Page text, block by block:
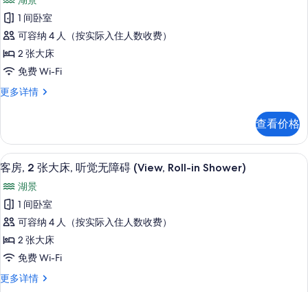
露
台
(View)
的
所
片
无
障
碍,
露
台
(View)
更
多
客
房,
2
张
大
床
所
有
照
片
1 间卧室
可容纳 4 人（按实际入住人数收费）
2 张大床
免费 Wi-Fi
更多详情
客
大
床
(View)
多
信
息
查看价格
显
客
房,
2
张
大
床,
高档床上用品、客房内保险箱、办公
5
客房, 2 张大床, 听觉无障碍 (View, Roll-in Shower)
湖景
1 间卧室
可容纳 4 人（按实际入住人数收费）
2 张大床
免费 Wi-Fi
更多详情
客